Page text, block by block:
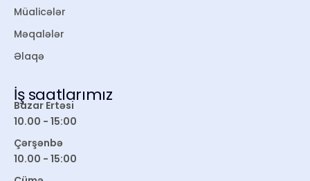
Müalicələr
Məqalələr
Əlaqə
İş saatlarımız
Bazar Ertəsi
10.00 - 15:00
Çərşənbə
10.00 - 15:00